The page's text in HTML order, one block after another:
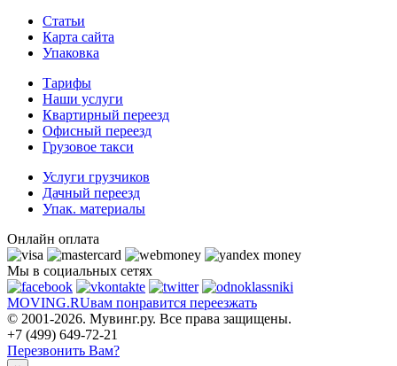
Статьи
Карта сайта
Упаковка
Тарифы
Наши услуги
Квартирный переезд
Офисный переезд
Грузовое такси
Услуги грузчиков
Дачный переезд
Упак. материалы
Онлайн оплата
Мы в социальных сетях
MOVING.RUвам понравится переезжать
© 2001-2026. Мувинг.ру. Все права защищены.
+7 (499) 649-72-21
Перезвонить Вам?